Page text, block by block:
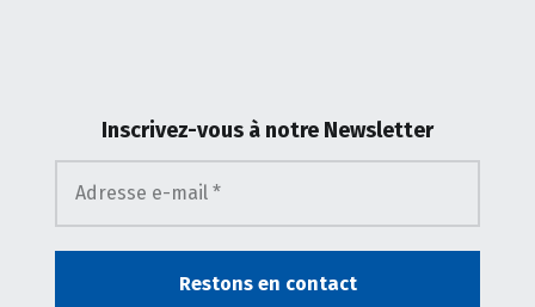
Inscrivez-vous à notre Newsletter